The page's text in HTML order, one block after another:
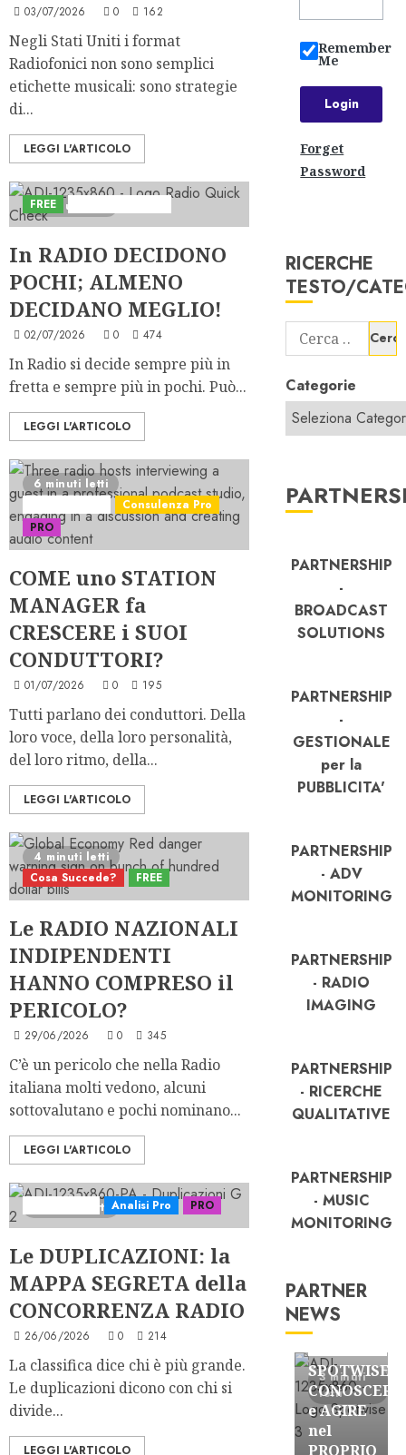
03/07/2026 0 162
Negli Stati Uniti i format
Radiofonici non sono semplici
etichette musicali: sono strategie
di...
LEGGI L'ARTICOLO
5 minuti letti
FREE
In RADIO DECIDONO
POCHI; ALMENO
DECIDANO MEGLIO!
02/07/2026 0 474
In Radio si decide sempre più in
fretta e sempre più in pochi. Può...
LEGGI L'ARTICOLO
6 minuti letti
Consulenza Pro
PRO
COME uno STATION
MANAGER fa
CRESCERE i SUOI
CONDUTTORI?
01/07/2026 0 195
Tutti parlano dei conduttori. Della
loro voce, della loro personalità,
del loro ritmo, della...
LEGGI L'ARTICOLO
4 minuti letti
Cosa Succede?
FREE
Le RADIO NAZIONALI
INDIPENDENTI
HANNO COMPRESO il
PERICOLO?
29/06/2026 0 345
C’è un pericolo che nella Radio
italiana molti vedono, alcuni
sottovalutano e pochi nominano...
LEGGI L'ARTICOLO
6 minuti letti Analisi Pro PRO
Le DUPLICAZIONI: la
MAPPA SEGRETA della
CONCORRENZA RADIO
26/06/2026 0 214
La classifica dice chi è più grande.
Le duplicazioni dicono con chi si
divide...
LEGGI L'ARTICOLO
Remember
Me
Forget
Password
RICERCHE
TESTO/
Ricerca
per:
Categorie
PARTNERSHIP
-
BROADCAST
SOLUTIONS
PARTNERSHIP
-
GESTIONALE
per la
PUBBLICITA'
PARTNERSHIP
- ADV
MONITORING
PARTNERSHIP
- RADIO
IMAGING
PARTNERSHIP
- RICERCHE
QUALITATIVE
PARTNERSHIP
- MUSIC
MONITORING
PARTNER
NEWS
3 minuti
letti
FREE
SPOTWISE:
CONOSCERE
e AGIRE
nel
PROPRIO